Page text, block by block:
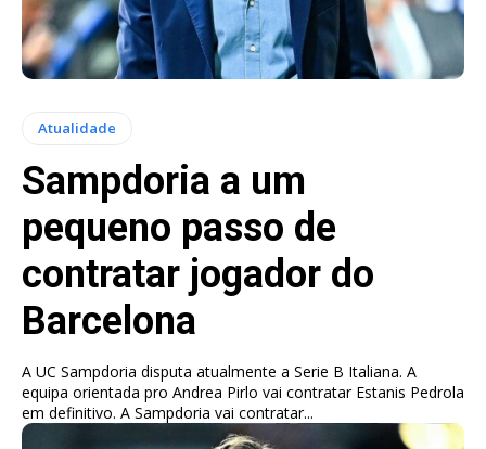
Atualidade
Sampdoria a um
pequeno passo de
contratar jogador do
Barcelona
A UC Sampdoria disputa atualmente a Serie B Italiana. A
equipa orientada pro Andrea Pirlo vai contratar Estanis Pedrola
em definitivo. A Sampdoria vai contratar...